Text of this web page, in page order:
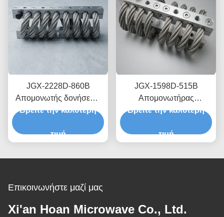
JGX-2228D-860B
Απομονωτής δονήσεων
συρματόπλεγματος
σύνθεση Ταχεία
Προσαρμόσιμος
Βρείτε την καλύτερη
τιμή
JGX-1598D-515B
Απομονωτήρας
κραδασμών με
παρέχει κλιμακούμενη
απομόνωση θορύβου
Βρείτε την καλύτερη
τιμή
Επικοινωνήστε μαζί μας
Xi'an Hoan Microwave Co., Ltd.